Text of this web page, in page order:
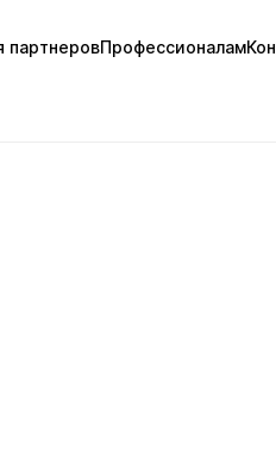
партнеровПрофессионалам